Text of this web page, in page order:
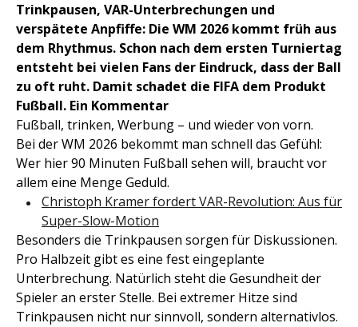
Trinkpausen, VAR-Unterbrechungen und
verspätete Anpfiffe: Die WM 2026 kommt früh aus
dem Rhythmus. Schon nach dem ersten Turniertag
entsteht bei vielen Fans der Eindruck, dass der Ball
zu oft ruht. Damit schadet die FIFA dem Produkt
Fußball. Ein Kommentar
Fußball, trinken, Werbung – und wieder von vorn.
Bei der WM 2026 bekommt man schnell das Gefühl:
Wer hier 90 Minuten Fußball sehen will, braucht vor
allem eine Menge Geduld.
Christoph Kramer fordert VAR-Revolution: Aus für
Super-Slow-Motion
Besonders die Trinkpausen sorgen für Diskussionen.
Pro Halbzeit gibt es eine fest eingeplante
Unterbrechung. Natürlich steht die Gesundheit der
Spieler an erster Stelle. Bei extremer Hitze sind
Trinkpausen nicht nur sinnvoll, sondern alternativlos.